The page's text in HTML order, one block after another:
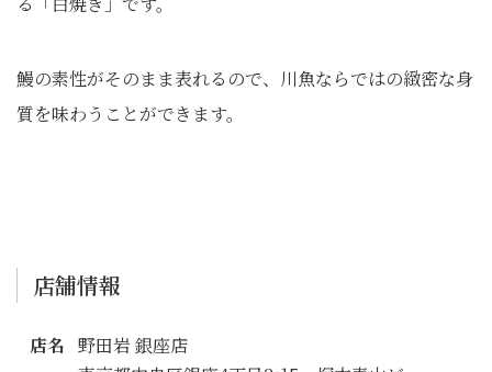
鰻の素性がそのまま表れるので、川魚ならではの緻密な身
質を味わうことができます。
店舗情報
店名 野田岩 銀座店